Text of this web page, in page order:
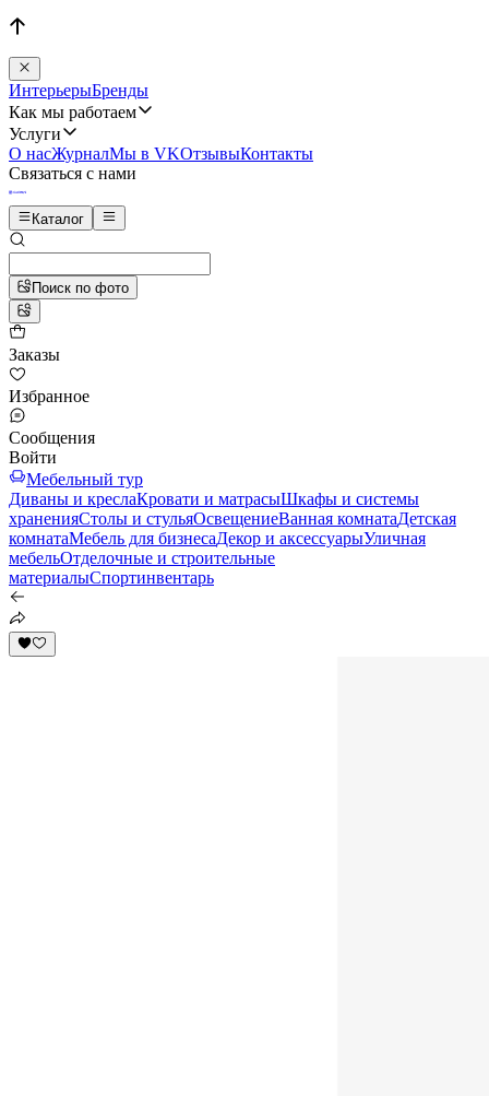
ИнтерьерыБренды
Как мы работаем
Услуги
О насЖурналМы в VKОтзывыКонтакты
Связаться с нами
Каталог
Поиск по фото
Заказы
Избранное
Сообщения
Войти
Мебельный тур
Диваны и креслаКровати и матрасыШкафы и системы
храненияСтолы и стульяОсвещениеВанная комнатаДетская
комнатаМебель для бизнесаДекор и аксессуарыУличная
мебельОтделочные и строительные
материалыСпортинвентарь